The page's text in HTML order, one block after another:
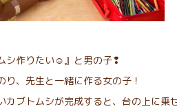
シ作りたい☺︎』と男の子❢
り、先生と一緒に作る女の子！
カブトムシが完成すると、台の上に